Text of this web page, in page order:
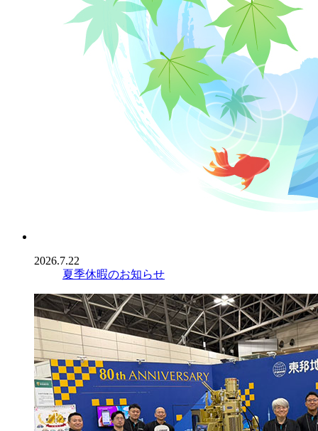
2026.7.22
夏季休暇のお知らせ